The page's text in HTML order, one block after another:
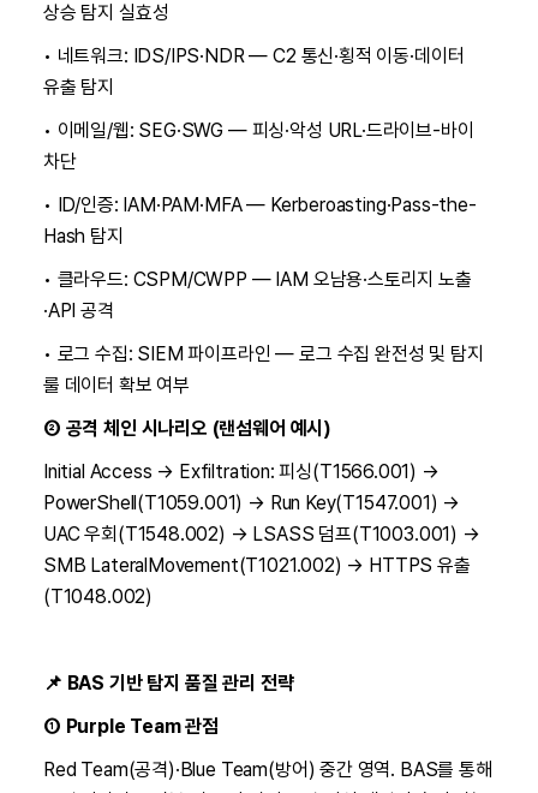
상승 탐지 실효성
• 네트워크: IDS/IPS·NDR — C2 통신·횡적 이동·데이터
유출 탐지
• 이메일/웹: SEG·SWG — 피싱·악성 URL·드라이브-바이
차단
• ID/인증: IAM·PAM·MFA — Kerberoasting·Pass-the-
Hash 탐지
• 클라우드: CSPM/CWPP — IAM 오남용·스토리지 노출
·API 공격
• 로그 수집: SIEM 파이프라인 — 로그 수집 완전성 및 탐지
룰 데이터 확보 여부
② 공격 체인 시나리오 (랜섬웨어 예시)
Initial Access → Exfiltration: 피싱(T1566.001) →
PowerShell(T1059.001) → Run Key(T1547.001) →
UAC 우회(T1548.002) → LSASS 덤프(T1003.001) →
SMB LateralMovement(T1021.002) → HTTPS 유출
(T1048.002)
📌 BAS 기반 탐지 품질 관리 전략
① Purple Team 관점
Red Team(공격)·Blue Team(방어) 중간 영역. BAS를 통해